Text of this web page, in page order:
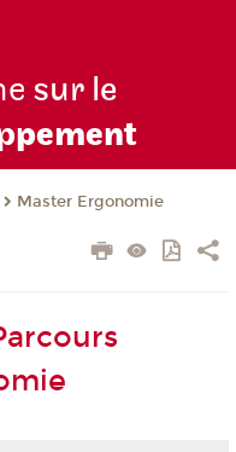
sur le
pement
Master Ergonomie